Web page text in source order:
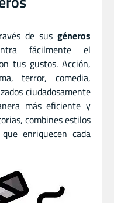
de sus géneros
fácilmente el
tus gustos. Acción,
terror, comedia,
ciudadosamente
más eficiente y
combines estilos
enriquecen cada